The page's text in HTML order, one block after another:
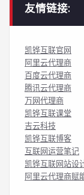
友情链接:
凯铧互联官网
阿里云代理商
百度云代理商
腾讯云代理商
万网代理商
凯铧互联课堂
吉云科技
凯铧互联博客
互联网运营笔记
凯铧互联网站设
阿里云代理商赋